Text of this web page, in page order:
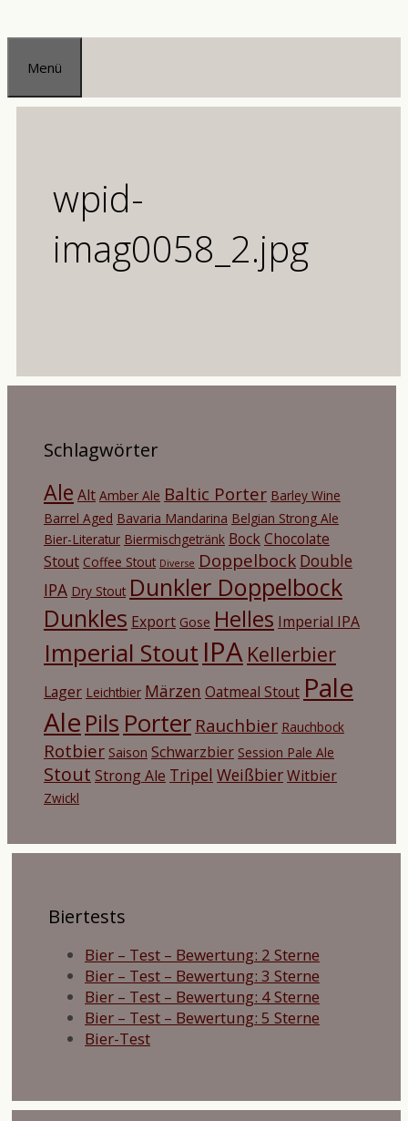
Zum
Inhalt
springen
Menü
wpid-
imag0058_2.jpg
Schlagwörter
Ale Alt Amber Ale Baltic Porter Barley Wine
Barrel Aged Bavaria Mandarina Belgian Strong Ale
Bier-Literatur Biermischgetränk BockChocolate
Stout Coffee Stout Diverse Doppelbock Double
IPA Dry Stout Dunkler Doppelbock
Dunkles Export Gose Helles Imperial IPA
Imperial Stout IPA Kellerbier
Lager Leichtbier Märzen Oatmeal Stout Pale
Ale Pils Porter Rauchbier Rauchbock
Rotbier Saison Schwarzbier Session Pale Ale
Stout Strong Ale Tripel WeißbierWitbier
Zwickl
Biertests
Bier – Test – Bewertung: 2 Sterne
Bier – Test – Bewertung: 3 Sterne
Bier – Test – Bewertung: 4 Sterne
Bier – Test – Bewertung: 5 Sterne
Bier-Test